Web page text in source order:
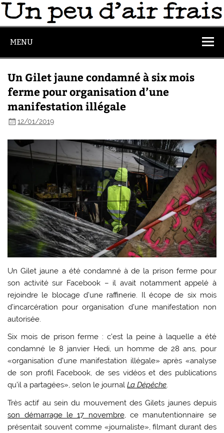
MENU
Un Gilet jaune condamné à six mois
ferme pour organisation d’une
manifestation illégale
12/01/2019
Un Gilet jaune a été condamné à de la prison ferme pour
son activité sur Facebook – il avait notamment appelé à
rejoindre le blocage d’une raffinerie. Il écope de six mois
d’incarcération pour organisation d’une manifestation non
autorisée.
Six mois de prison ferme : c’est la peine à laquelle a été
condamné le 8 janvier Hedi, un homme de 28 ans, pour
«organisation d’une manifestation illégale» après «analyse
de son profil Facebook, de ses vidéos et des publications
qu’il a partagées», selon le journalLa Dépêche.
Très actif au sein du mouvement des Gilets jaunes depuis
son démarrage le 17 novembre, ce manutentionnaire se
présentait souvent comme «journaliste», filmant durant des